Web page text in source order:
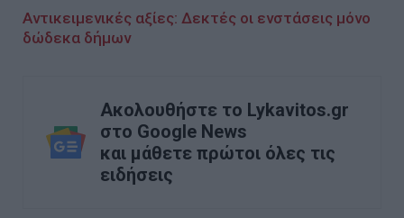
Αντικειμενικές αξίες: Δεκτές οι ενστάσεις μόνο
δώδεκα δήμων
Ακολουθήστε το Lykavitos.gr
στο Google News
και μάθετε πρώτοι όλες τις
ειδήσεις